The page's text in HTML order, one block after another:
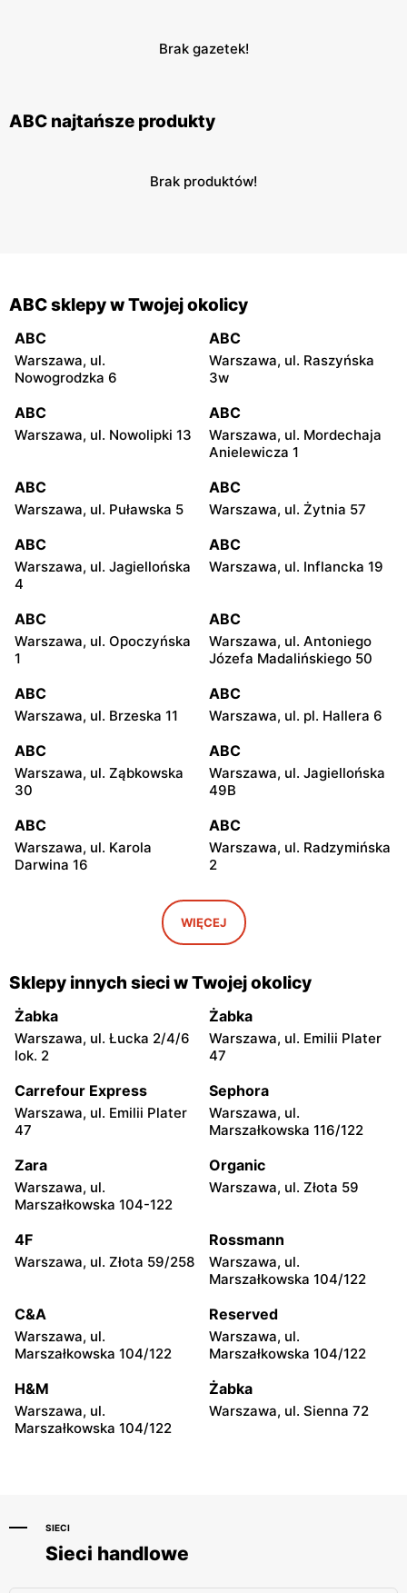
Brak gazetek!
ABC najtańsze produkty
Brak produktów!
ABC sklepy w Twojej okolicy
ABC
Warszawa, ul.
Nowogrodzka 6
ABC
Warszawa, ul. Raszyńska
3w
ABC
Warszawa, ul. Nowolipki 13
ABC
Warszawa, ul. Mordechaja
Anielewicza 1
ABC
Warszawa, ul. Puławska 5
ABC
Warszawa, ul. Żytnia 57
ABC
Warszawa, ul. Jagiellońska
4
ABC
Warszawa, ul. Inflancka 19
ABC
Warszawa, ul. Opoczyńska
1
ABC
Warszawa, ul. Antoniego
Józefa Madalińskiego 50
ABC
Warszawa, ul. Brzeska 11
ABC
Warszawa, ul. pl. Hallera 6
ABC
Warszawa, ul. Ząbkowska
30
ABC
Warszawa, ul. Jagiellońska
49B
ABC
Warszawa, ul. Karola
Darwina 16
ABC
Warszawa, ul. Radzymińska
2
ABC
Warszawa, ul. Białostocka
9
ABC
Warszawa, ul. Grochowska
321
ABC
Warszawa, ul. Kowieńska
20
ABC ABC
39
ABC ABC
24
ABC
Kickiego 12
ABC
2
ABC
Kochanowskiego 39
ABC
Sołtana 2A
ABC
3
ABC
43
ABC ABC
WIĘCEJ
Sklepy innych sieci w Twojej okolicy
Żabka
Warszawa, ul. Łucka 2/4/6
lok. 2
Żabka
Warszawa, ul. Emilii Plater
47
Carrefour Express
Warszawa, ul. Emilii Plater
47
Sephora
Warszawa, ul.
Marszałkowska 116/122
Zara
Warszawa, ul.
Marszałkowska 104-122
Organic
Warszawa, ul. Złota 59
4F
Warszawa, ul. Złota 59/258
Rossmann
Warszawa, ul.
Marszałkowska 104/122
C&A
Warszawa, ul.
Marszałkowska 104/122
Reserved
Warszawa, ul.
Marszałkowska 104/122
H&M
Warszawa, ul.
Marszałkowska 104/122
Żabka
Warszawa, ul. Sienna 72
SIECI
Sieci handlowe